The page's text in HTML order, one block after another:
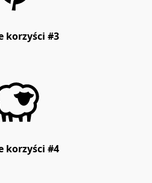
korzyści #3
korzyści #4